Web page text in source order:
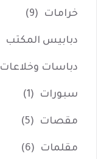
خرامات (9)
دبابيس المكتب
دباسات وخلاعات
سبورات (1)
مقصات (5)
مقلمات (6)